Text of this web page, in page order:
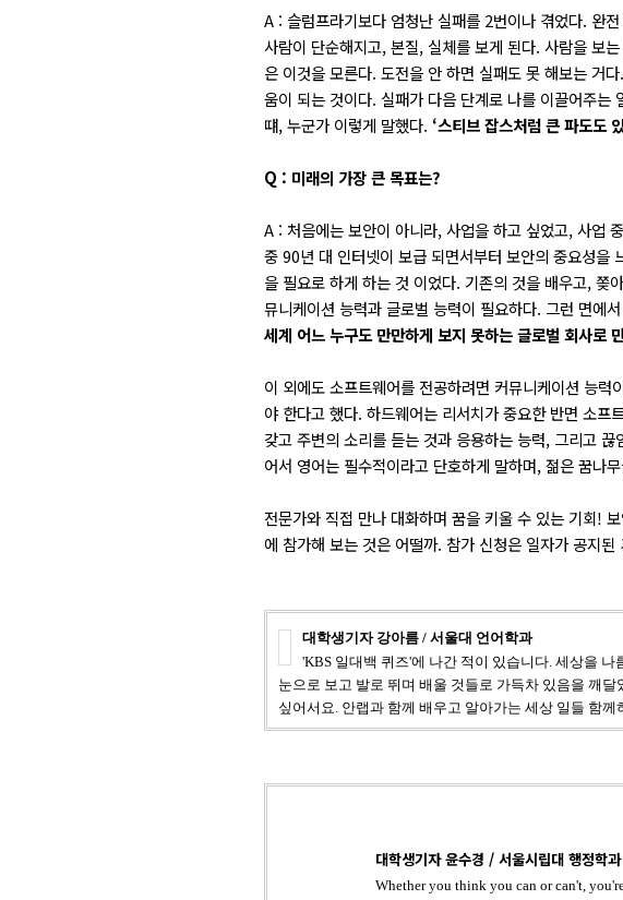
A : 슬럼프라기보다 엄청난 실패를 2번이나 겪었다. 완
사람이 단순해지고, 본질, 실체를 보게 된다. 사람을 보
은 이것을 모른다. 도전을 안 하면 실패도 못 해보는 거
움이 되는 것이다. 실패가 다음 단계로 나를 이끌어주
떄, 누군가 이렇게 말했다. ‘스티브 잡스처럼 큰 파도도
Q : 미래의 가장 큰 목표는?
A : 처음에는 보안이 아니라, 사업을 하고 싶었고, 사업
중 90년 대 인터넷이 보급 되면서부터 보안의 중요성을
을 필요로 하게 하는 것 이었다. 기존의 것을 배우고, 쫒
뮤니케이션 능력과 글로벌 능력이 필요하다. 그런 면에
세계 어느 누구도 만만하게 보지 못하는 글로벌 회사로
이 외에도 소프트웨어를 전공하려면 커뮤니케이션 능
야 한다고 했다. 하드웨어는 리서치가 중요한 반면 소
갖고 주변의 소리를 듣는 것과 응용하는 능력, 그리고
어서 영어는 필수적이라고 단호하게 말하며, 젊은 꿈나
전문가와 직접 만나 대화하며 꿈을 키울 수 있는 기회!
에 참가해 보는 것은 어떨까. 참가 신청은 일자가 공지된
대학생기자 강아름 / 서울대 언어학과
'KBS 일대백 퀴즈'에 나간 적이 있습니다. 세상을 나
눈으로 보고 발로 뛰며 배울 것들로 가득차 있음을 깨달
싶어서요. 안랩과 함께 배우고 알아가는 세상 일들 함께
대학생기자 윤수경 / 서울시립대 행정학과
Whether you think you can or can't,